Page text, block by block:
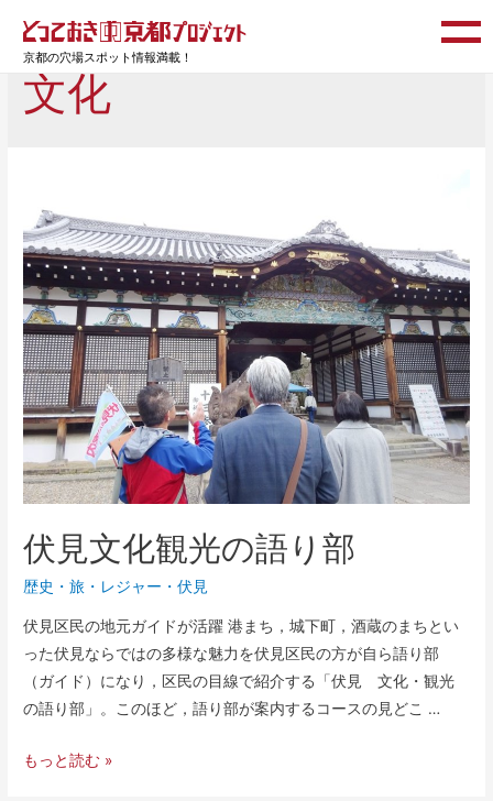
京都の穴場スポット情報満載！
文化
伏見文化観光の語り部
歴史 ・旅・レジャー ・伏見
伏見区民の地元ガイドが活躍 港まち，城下町，酒蔵のまちとい
った伏見ならではの多様な魅力を伏見区民の方が自ら語り部
（ガイド）になり，区民の目線で紹介する「伏見 文化・観光
の語り部」。このほど，語り部が案内するコースの見どこ …
もっと読む »